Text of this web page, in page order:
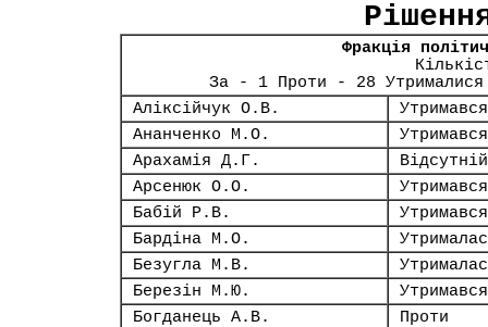
Фракція
За - 1 Проти - 28
Аліксійчук О.В.
Утримався
Ананченко М.О.
Утримався
Арахамія Д.Г.
Відсутній
Арсенюк О.О.
Утримався
Бабій Р.В.
Утримався
Бардіна М.О.
Безугла М.В.
Березін М.Ю.
Утримався
Богданець А.В.
Проти